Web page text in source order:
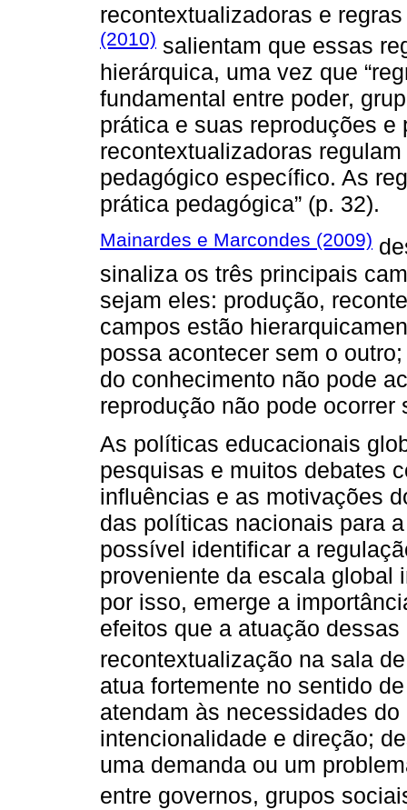
recontextualizadoras e
(2010) salientam que essas
hierárquica, uma vez que
fundamental entre poder,
prática e suas reproduções e
recontextualizadoras
pedagógico específico. As
prática pedagógica” (p. 32).
Mainardes e Marcondes (2009)
sinaliza os três principais
sejam eles: produção,
campos estão
possa acontecer sem o
do conhecimento não pode
reprodução não pode
As políticas educacionais
pesquisas e muitos debates
influências e as motivações
das políticas nacionais para
possível identificar a
proveniente da escala global
por isso, emerge a
efeitos que a atuação
recontextualização na sala
atua fortemente no sentido
atendam às necessidades
intencionalidade e direção;
uma demanda ou um
entre governos, grupos